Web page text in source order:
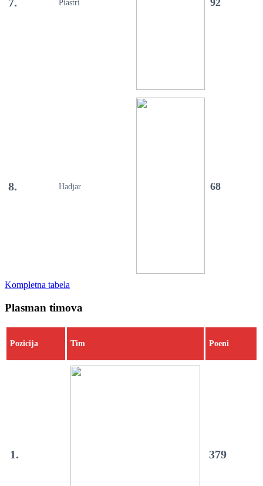
Piastri 92
8. Hadjar 68
Kompletna tabela
Plasman timova
Pozicija Tim Poeni
1. 379